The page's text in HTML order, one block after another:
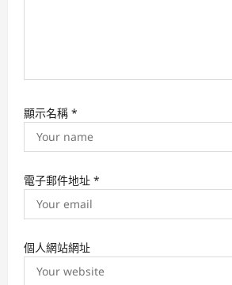
顯示名稱 *
電子郵件地址 *
個人網站網址